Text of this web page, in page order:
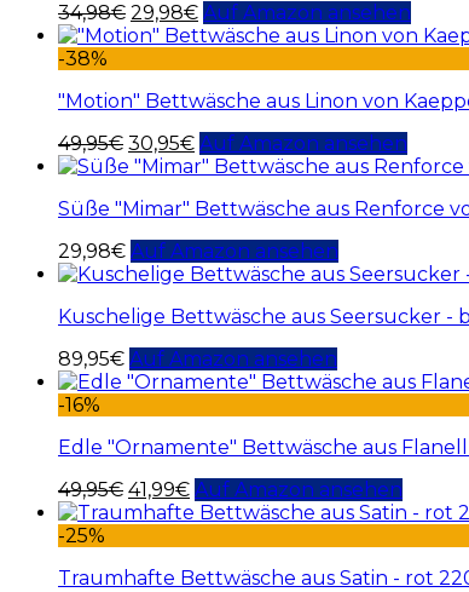
34,98€ 29,98€ Auf Amazon ansehen
-38%
"Motion" Bettwäsche aus Linon von
49,95€ 30,95€ Auf Amazon ansehen
Süße "Mimar" Bettwäsche aus Renforce
29,98€ Auf Amazon ansehen
Kuschelige Bettwäsche aus Seersucker -
89,95€ Auf Amazon ansehen
-16%
Edle "Ornamente" Bettwäsche aus
49,95€ 41,99€ Auf Amazon ansehen
-25%
Traumhafte Bettwäsche aus Satin - rot